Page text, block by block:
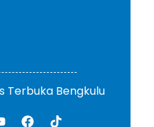
Terbuka Bengkulu